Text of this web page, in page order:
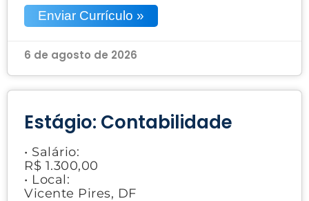
Enviar Currículo »
6 de agosto de 2026
Estágio: Contabilidade
• Salário:
R$ 1.300,00
• Local:
Vicente Pires, DF